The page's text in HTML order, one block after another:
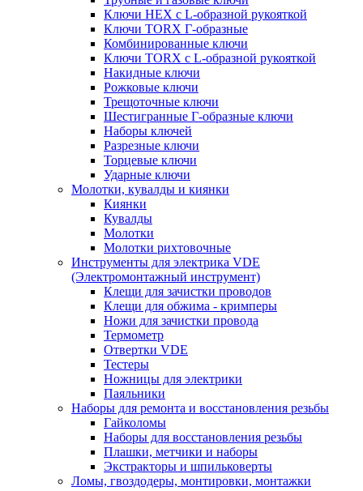
Ключи HEX с L-образной рукояткой
Ключи TORX Г-образные
Комбинированные ключи
Ключи TORX с L-образной рукояткой
Накидные ключи
Рожковые ключи
Трещоточные ключи
Шестигранные Г-образные ключи
Наборы ключей
Разрезные ключи
Торцевые ключи
Ударные ключи
Молотки, кувалды и киянки
Киянки
Кувалды
Молотки
Молотки рихтовочные
Инструменты для электрика VDE
(Электромонтажный инструмент)
Клещи для зачистки проводов
Клещи для обжима - кримперы
Ножи для зачистки провода
Термометр
Отвертки VDE
Тестеры
Ножницы для электрики
Паяльники
Наборы для ремонта и восстановления резьбы
Гайколомы
Наборы для восстановления резьбы
Плашки, метчики и наборы
Экстракторы и шпильковерты
Ломы, гвоздодеры, монтировки, монтажки